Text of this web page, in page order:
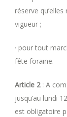
réserve
vigueur ;
· pour tout
fête foraine.
Article 2 : A
jusqu’au lundi
est obligatoire